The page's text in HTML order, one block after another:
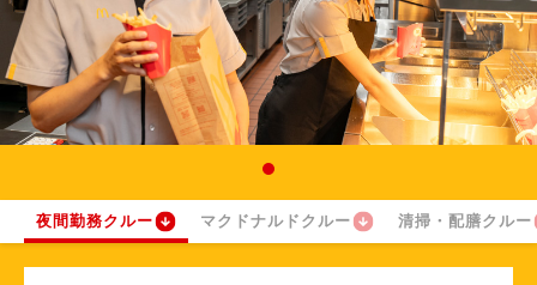
夜間勤務クルー マクドナルドクルー 清掃・配膳クルー